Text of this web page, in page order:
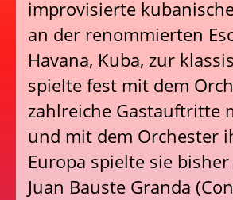
improvisierte
an der renommierten
Havana, Kuba, zur
spielte fest mit dem
zahlreiche Gastauftritte
und mit dem Orchester
Europa spielte sie
Juan Bauste Granda